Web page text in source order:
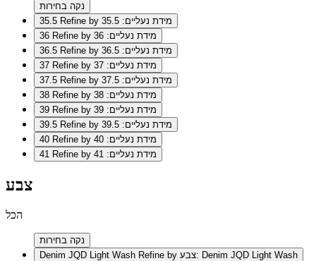
נקה בחירות
35.5
Refine by מידת נעליים: 35.5
36
Refine by מידת נעליים: 36
36.5
Refine by מידת נעליים: 36.5
37
Refine by מידת נעליים: 37
37.5
Refine by מידת נעליים: 37.5
38
Refine by מידת נעליים: 38
39
Refine by מידת נעליים: 39
39.5
Refine by מידת נעליים: 39.5
40
Refine by מידת נעליים: 40
41
Refine by מידת נעליים: 41
צבע
הכל
נקה בחירות
Denim JQD Light Wash
Refine by צבע: Denim JQD Light Wash